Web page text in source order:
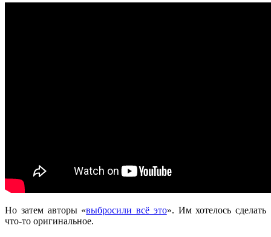
Но затем авторы «выбросили всё это». Им хотелось сделать
что-то оригинальное.